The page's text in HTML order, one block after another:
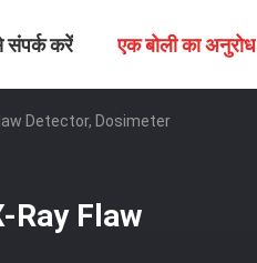
संपर्क करें एक बोली का अनुरोध
Flaw Detector, Dosimeter
Ray Flaw